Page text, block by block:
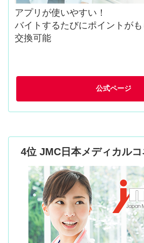
アプリが使いやすい！
バイトするたびにポイントが
交換可能
公式ページ
4位 JMC日本メディカル